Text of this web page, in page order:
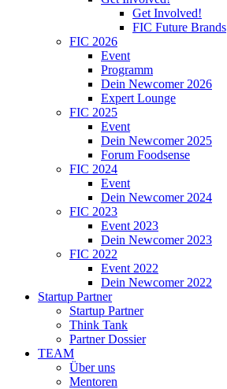
Get Involved!
FIC Future Brands
FIC 2026
Event
Programm
Dein Newcomer 2026
Expert Lounge
FIC 2025
Event
Dein Newcomer 2025
Forum Foodsense
FIC 2024
Event
Dein Newcomer 2024
FIC 2023
Event 2023
Dein Newcomer 2023
FIC 2022
Event 2022
Dein Newcomer 2022
Startup Partner
Startup Partner
Think Tank
Partner Dossier
TEAM
Über uns
Mentoren